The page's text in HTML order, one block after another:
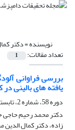
نویسنده =دکتر
تعداد مقالات: 1
بررسی فراوانی
یافته های بالینی
دوره 58، شماره 2، تابستان 1382
دکتر محمد رحیم حاجی
زاده، دکتر کمال الدین